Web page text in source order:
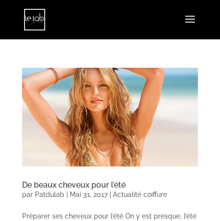
De beaux cheveux pour l’été
par Patdulab| Mai 31, 2017| Actualité coiffure
Préparer ses cheveux pour l’été On y est presque, l’été